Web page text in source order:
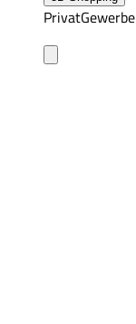
PrivatGewerbe